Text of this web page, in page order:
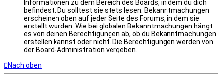
Informationen zu dem Bereich des Boards, in dem du dich
befindest. Du solltest sie stets lesen. Bekanntmachungen
erscheinen oben auf jeder Seite des Forums, in dem sie
erstellt wurden. Wie bei globalen Bekanntmachungen hängt
es von deinen Berechtigungen ab, ob du Bekanntmachungen
erstellen kannst oder nicht. Die Berechtigungen werden von
der Board-Administration vergeben.
Nach oben